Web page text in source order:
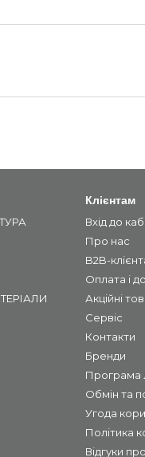
Клієнтам
Вхід до
Про нас
B2B-
Оплата і
Акційні
Сервіс
Контакти
Бренди
Програма
Обмін та
Угода
Політика
Відгуки